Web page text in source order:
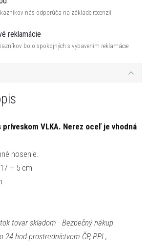
nás odporúča na základe recenzií
reklamácie
bolo spokojných s vybavením reklamácie
príveskom VLKA. Nerez oceľ je vhodná
nosenie.
17 + 5 cm
tovar skladom · Bezpečný nákup
24 hod prostredníctvom ČP, PPL,